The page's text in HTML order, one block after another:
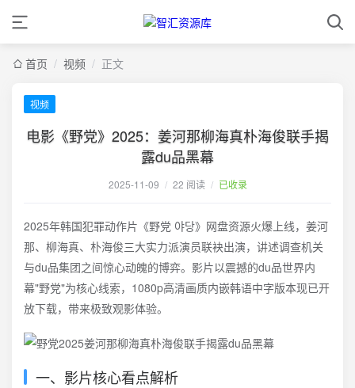
首页 / 视频 / 正文
视频
电影《野党》2025：姜河那柳海真朴海俊联手揭
露du品黑幕
2025-11-09 / 22 阅读 / 已收录
2025年韩国犯罪动作片《野党 야당》网盘资源火爆上线，姜河
那、柳海真、朴海俊三大实力派演员联袂出演，讲述调查机关
与du品集团之间惊心动魄的博弈。影片以震撼的du品世界内
幕"野党"为核心线索，1080p高清画质内嵌韩语中字版本现已开
放下载，带来极致观影体验。
一、影片核心看点解析